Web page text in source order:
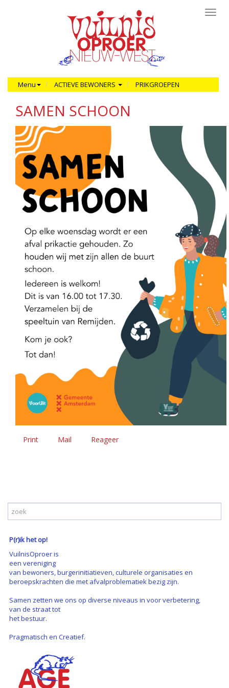
Menu ACTIEVE BEWONERS PRIKGROEPEN
SAMEN SCHOON
Print Mail Reageer
P(r)ik het op!
VuilnisOproer is
een vereniging
van bewoners, burgerinitiatieven, culturele organisaties en
beroepskrachten die met afvalproblematiek bezig zijn.
Samen zetten we ons op diverse niveaus in voor verbetering,
van de straat tot
het bestuur.
Pragmatisch en Creatief.